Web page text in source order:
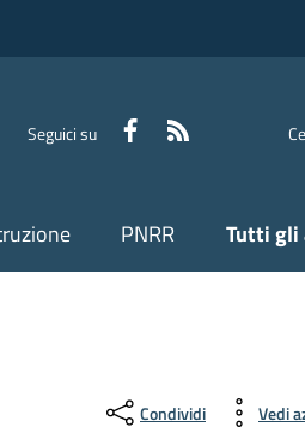
Seguici su Facebook
PNRR Tutti gli
Condividi Vedi